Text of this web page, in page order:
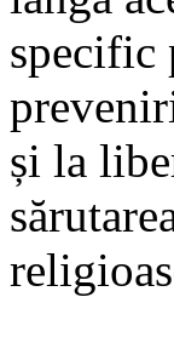
specific
și la